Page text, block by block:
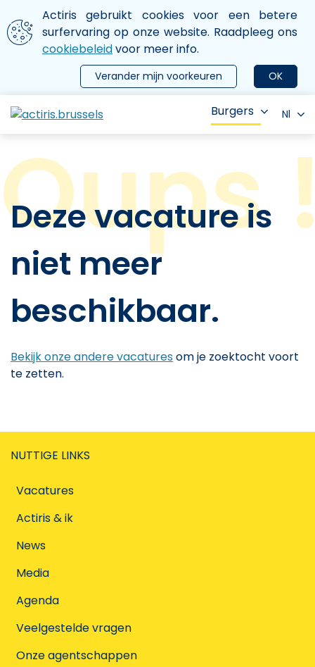
Aller au contenu principal
We gebruiken cookies
Actiris gebruikt cookies voor een betere
surfervaring op onze website. Raadpleeg ons
cookiebeleidvoor meer info.
OK
Verander mijn voorkeuren
le menu
Burgers Nl
Deze vacature is
niet meer
beschikbaar.
Bekijk onze andere vacaturesom je zoektocht voort
te zetten.
NUTTIGE LINKS
Vacatures
Actiris & ik
News
Media
Agenda
Veelgestelde vragen
Onze agentschappen